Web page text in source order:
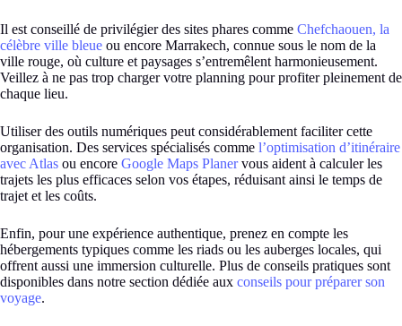
Il est conseillé de privilégier des sites phares comme Chefchaouen, la
célèbre ville bleue ou encore Marrakech, connue sous le nom de la
ville rouge, où culture et paysages s’entremêlent harmonieusement.
Veillez à ne pas trop charger votre planning pour profiter pleinement de
chaque lieu.
Utiliser des outils numériques peut considérablement faciliter cette
organisation. Des services spécialisés comme l’optimisation d’itinéraire
avec Atlas ou encore Google Maps Planervous aident à calculer les
trajets les plus efficaces selon vos étapes, réduisant ainsi le temps de
trajet et les coûts.
Enfin, pour une expérience authentique, prenez en compte les
hébergements typiques comme les riads ou les auberges locales, qui
offrent aussi une immersion culturelle. Plus de conseils pratiques sont
disponibles dans notre section dédiée aux conseils pour préparer son
voyage.